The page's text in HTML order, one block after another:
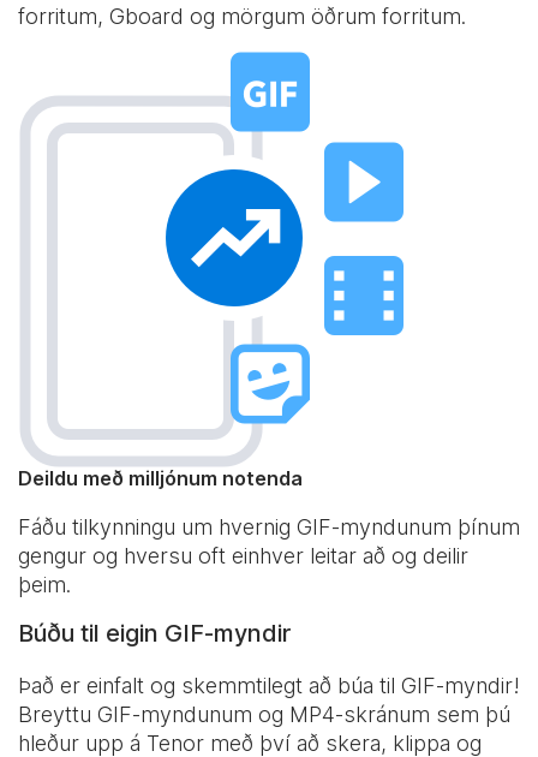
forritum, Gboard og mörgum öðrum forritum.
Deildu með milljónum notenda
Fáðu tilkynningu um hvernig GIF-myndunum þínum
gengur og hversu oft einhver leitar að og deilir
þeim.
Búðu til eigin GIF-myndir
Það er einfalt og skemmtilegt að búa til GIF-myndir!
Breyttu GIF-myndunum og MP4-skránum sem þú
hleður upp á Tenor með því að skera, klippa og